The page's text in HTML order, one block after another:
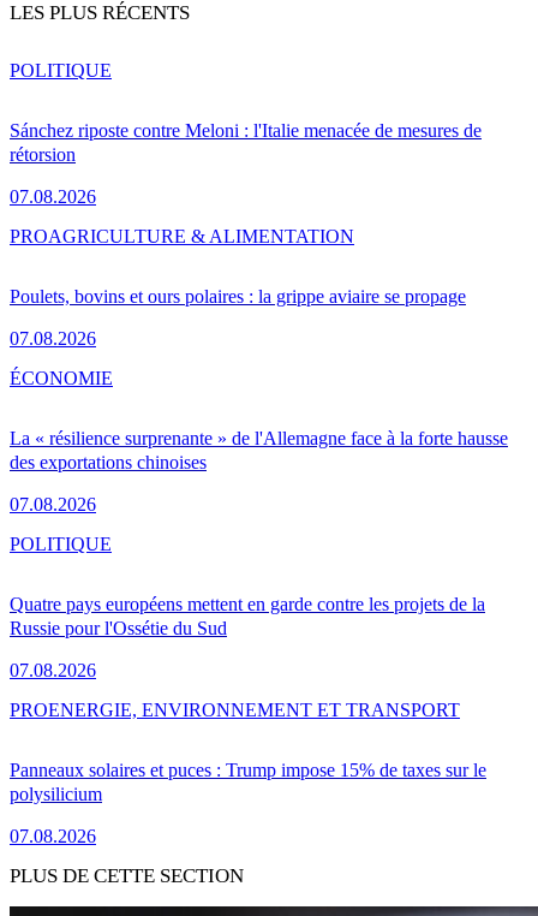
LES PLUS RÉCENTS
Sánchez riposte contre Meloni : l'Italie menacée de mesures de
rétorsion
07.08.2026
POLITIQUE
Poulets, bovins et ours polaires : la grippe aviaire se propage
07.08.2026
PROAGRICULTURE & ALIMENTATION
La « résilience surprenante » de l'Allemagne face à la forte hausse
des exportations chinoises
07.08.2026
ÉCONOMIE
Quatre pays européens mettent en garde contre les projets de la
Russie pour l'Ossétie du Sud
07.08.2026
POLITIQUE
Panneaux solaires et puces : Trump impose 15% de taxes sur le
polysilicium
07.08.2026
PROENERGIE, ENVIRONNEMENT ET TRANSPORT
PLUS DE CETTE SECTION